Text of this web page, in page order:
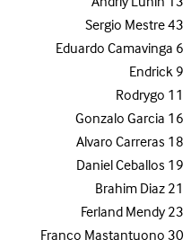
43
Sergio Mestre
6
Eduardo Camavinga
9
Endrick
11
Rodrygo
16
Gonzalo Garcia
18
Alvaro Carreras
19
Daniel Ceballos
21
Brahim Diaz
23
Ferland Mendy